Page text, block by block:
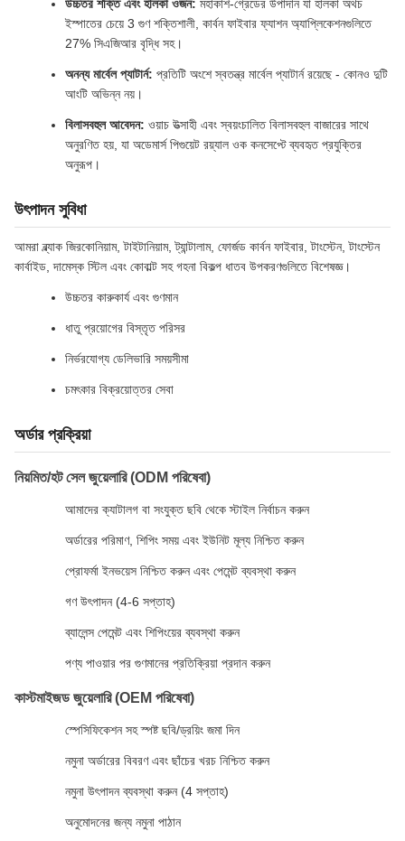
উচ্চতর শক্তি এবং হালকা ওজন: মহাকাশ-গ্রেডের উপাদান যা হালকা অথচ
ইস্পাতের চেয়ে 3 গুণ শক্তিশালী, কার্বন ফাইবার ফ্যাশন অ্যাপ্লিকেশনগুলিতে
27% সিএজিআর বৃদ্ধি সহ।
অনন্য মার্বেল প্যাটার্ন: প্রতিটি অংশে স্বতন্ত্র মার্বেল প্যাটার্ন রয়েছে - কোনও দুটি
আংটি অভিন্ন নয়।
বিলাসবহুল আবেদন: ওয়াচ উত্সাহী এবং স্বয়ংচালিত বিলাসবহুল বাজারের সাথে
অনুরণিত হয়, যা অডেমার্স পিগুয়েট রয়্যাল ওক কনসেপ্টে ব্যবহৃত প্রযুক্তির
অনুরূপ।
উৎপাদন সুবিধা
আমরা ব্ল্যাক জিরকোনিয়াম, টাইটানিয়াম, ট্যান্টালাম, ফোর্জড কার্বন ফাইবার, টাংস্টেন, টাংস্টেন
কার্বাইড, দামেস্ক স্টিল এবং কোবাল্ট সহ গহনা বিকল্প ধাতব উপকরণগুলিতে বিশেষজ্ঞ।
উচ্চতর কারুকার্য এবং গুণমান
ধাতু প্রয়োগের বিস্তৃত পরিসর
নির্ভরযোগ্য ডেলিভারি সময়সীমা
চমৎকার বিক্রয়োত্তর সেবা
অর্ডার প্রক্রিয়া
নিয়মিত/হট সেল জুয়েলারি (ODM পরিষেবা)
আমাদের ক্যাটালগ বা সংযুক্ত ছবি থেকে স্টাইল নির্বাচন করুন
অর্ডারের পরিমাণ, শিপিং সময় এবং ইউনিট মূল্য নিশ্চিত করুন
প্রোফর্মা ইনভয়েস নিশ্চিত করুন এবং পেমেন্ট ব্যবস্থা করুন
গণ উৎপাদন (4-6 সপ্তাহ)
ব্যালেন্স পেমেন্ট এবং শিপিংয়ের ব্যবস্থা করুন
পণ্য পাওয়ার পর গুণমানের প্রতিক্রিয়া প্রদান করুন
কাস্টমাইজড জুয়েলারি (OEM পরিষেবা)
স্পেসিফিকেশন সহ স্পষ্ট ছবি/ড্রয়িং জমা দিন
নমুনা অর্ডারের বিবরণ এবং ছাঁচের খরচ নিশ্চিত করুন
নমুনা উৎপাদন ব্যবস্থা করুন (4 সপ্তাহ)
অনুমোদনের জন্য নমুনা পাঠান